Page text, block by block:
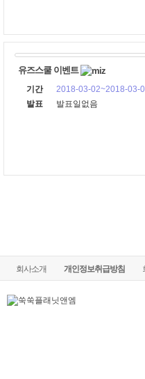
유즈스쿨 이벤트
기간
2018-03-02~2018-03-
발표
발표일없음
회사소개 개인정보취급방침